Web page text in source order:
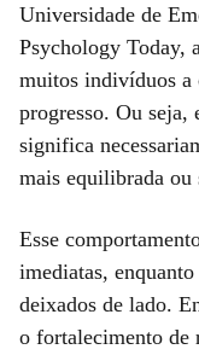
Universidade de
Psychology Today,
muitos indivíduos
progresso. Ou seja,
significa
mais equilibrada
Esse
imediatas, enquanto
deixados de lado.
o fortalecimento de